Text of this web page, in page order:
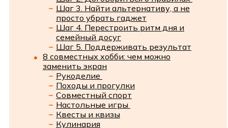
Шаг 3. Найти альтернативу, а не
просто убрать гаджет
Шаг 4. Перестроить ритм дня и
семейный досуг
Шаг 5. Поддерживать результат
8 совместных хобби: чем можно
заменить экран
Рукоделие
Походы и прогулки
Совместный спорт
Настольные игры
Квесты и квизы
Кулинария